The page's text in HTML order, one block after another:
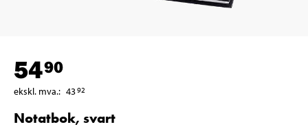
5490
ekskl. mva.: 4392
Notatbok, svart